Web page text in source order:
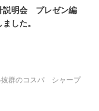
説明会 プレゼン編
した。
抜群のコスパ シャープ